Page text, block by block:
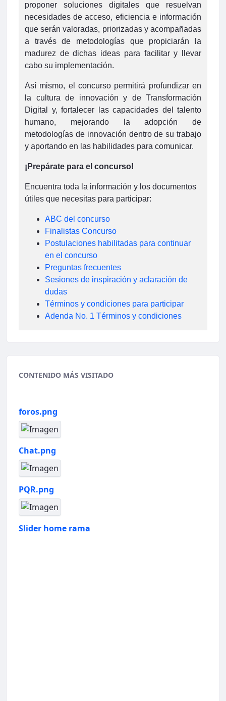
proponer soluciones digitales que resuelvan
necesidades de acceso, eficiencia e información
que serán valoradas, priorizadas y acompañadas
a través de metodologías que propiciarán la
madurez de dichas ideas para facilitar y llevar
cabo su implementación.
Así mismo, el concurso permitirá profundizar en
la cultura de innovación y de Transformación
Digital y, fortalecer las capacidades del talento
humano, mejorando la adopción de
metodologías de innovación dentro de su trabajo
y aportando en las habilidades para comunicar.
¡Prepárate para el concurso!
Encuentra toda la información y los documentos
útiles que necesitas para participar:
ABC del concurso
Finalistas Concurso
Postulaciones habilitadas para continuar
en el concurso
Preguntas frecuentes
Sesiones de inspiración y aclaración de
dudas
Términos y condiciones para participar
Adenda No. 1 Términos y condiciones
CONTENIDO MÁS VISITADO
foros.png
Chat.png
PQR.png
Slider home rama